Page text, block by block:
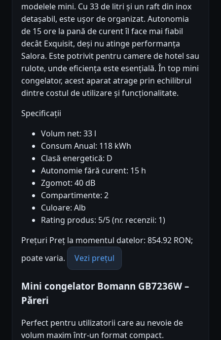
modelele mini. Cu 33 de litri și un raft din inox
detașabil, este ușor de organizat. Autonomia
de 15 ore la pană de curent îl face mai fiabil
decât Exquisit, deși nu atinge performanța
Salora. Este potrivit pentru camere de hotel sau
rulote, unde eficiența este esențială. În top mini
congelator, acest aparat atrage prin echilibrul
dintre costul de utilizare și funcționalitate.
Specificații
Volum net: 33 l
Consum Anual: 118 kWh
Clasă energetică: D
Autonomie fără curent: 15 h
Zgomot: 40 dB
Compartimente: 2
Culoare: Alb
Rating produs: 5/5 (nr. recenzii: 1)
Prețuri Preț la momentul datelor: 854.92 RON;
poate varia.
Vezi prețul
Mini congelator Bomann GB7236W –
Păreri
Perfect pentru utilizatorii care au nevoie de
volum maxim într-un format compact.